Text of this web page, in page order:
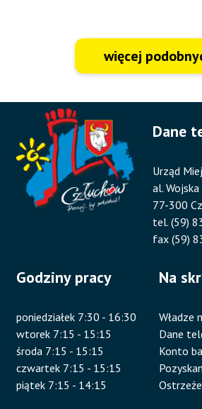
więcej
Dane
Urząd
al.
77-300
tel. (59)
fax (59)
Godziny pracy
poniedziałek 7:30 - 16:30
wtorek 7:15 - 15:15
środa 7:15 - 15:15
czwartek 7:15 - 15:15
piątek 7:15 - 14:15
Na
Władze
Dane
Konto